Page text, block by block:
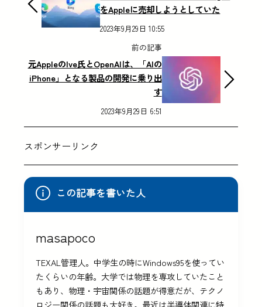
をAppleに売却しようとしていた
2023年9月29日 10:55
前の記事
元AppleのIve氏とOpenAIは、「AIの
iPhone」となる製品の開発に乗り出
す
2023年9月29日 6:51
スポンサーリンク
この記事を書いた人
masapoco
TEXAL管理人。中学生の時にWindows95を使ってい
たくらいの年齢。大学では物理を専攻していたこと
もあり、物理・宇宙関係の話題が得意だが、テクノ
ロジー関係の話題も大好き。最近は半導体関連に特